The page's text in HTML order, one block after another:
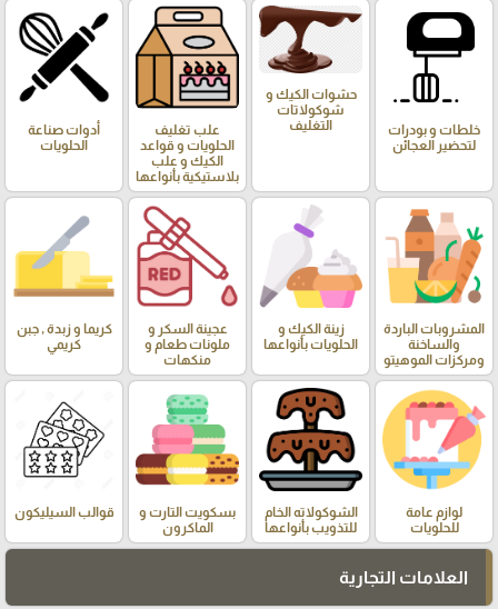
خلطات و بودرات
لتحضير العجائن
حشوات الكيك و
شوكولاتات
التغليف
علب تغليف
الحلويات و قواعد
الكيك و علب
بلاستيكية بأنواعها
أدوات صناعة
الحلويات
المشروبات الباردة
والساخنة
ومركزات الموهيتو
زينة الكيك و
الحلويات بأنواعها
عجينة السكر و
ملونات طعام و
منكهات
كريما و زبدة , جبن
كريمي
لوازم عامة
للحلويات
الشوكولاته الخام
للتذويب بأنواعها
بسكويت التارت و
الماكرون
قوالب السيليكون
العلامات التجارية